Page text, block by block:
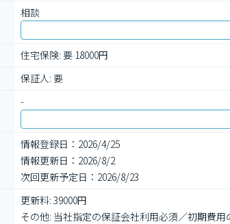
相談
住宅保険: 要 18000円
保証人: 要
-
情報登録日：2026/4/25
情報更新日：2026/8/2
次回更新予定日：2026/8/23
更新料: 39000円
その他: 当社指定の保証会社利用必須／初期費